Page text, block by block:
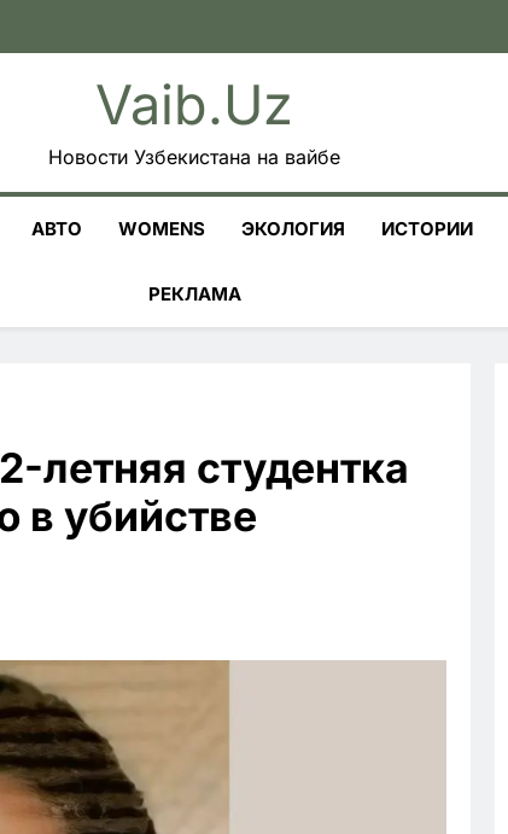
Vaib.uz
Новости Узбекистана на вайбе
АВТО WOMENS ЭКОЛОГИЯ ИСТОРИИ
РЕКЛАМА
летняя студентка
в убийстве